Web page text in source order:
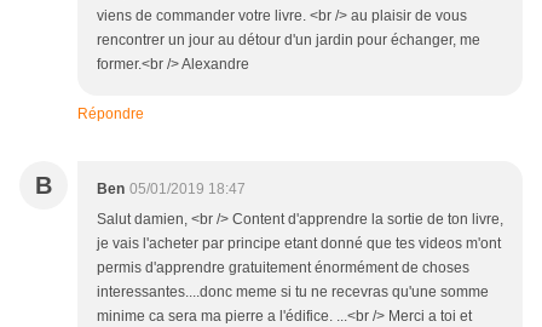
viens de commander votre livre. <br /> au plaisir de vous
rencontrer un jour au détour d'un jardin pour échanger, me
former.<br /> Alexandre
Répondre
B Ben 05/01/2019 18:47
Salut damien, <br /> Content d'apprendre la sortie de ton livre,
je vais l'acheter par principe etant donné que tes videos m'ont
permis d'apprendre gratuitement énormément de choses
interessantes....donc meme si tu ne recevras qu'une somme
minime ca sera ma pierre a l'édifice. ...<br /> Merci a toi et